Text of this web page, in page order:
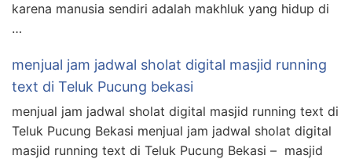
karena manusia sendiri adalah makhluk yang hidup di
…
menjual jam jadwal sholat digital masjid running
text di Teluk Pucung bekasi
menjual jam jadwal sholat digital masjid running text di
Teluk Pucung Bekasi menjual jam jadwal sholat digital
masjid running text di Teluk Pucung Bekasi – masjid